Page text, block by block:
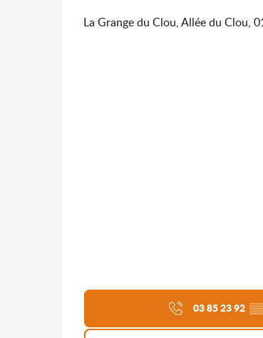
La Grange du Clou, Allée du Clou,
03 85 23 92 ▒▒